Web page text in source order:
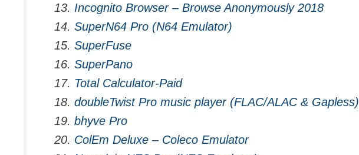
Incognito Browser – Browse Anonymously 2018
SuperN64 Pro (N64 Emulator)
SuperFuse
SuperPano
Total Calculator-Paid
doubleTwist Pro music player (FLAC/ALAC & Gapless)
bhyve Pro
ColEm Deluxe – Coleco Emulator